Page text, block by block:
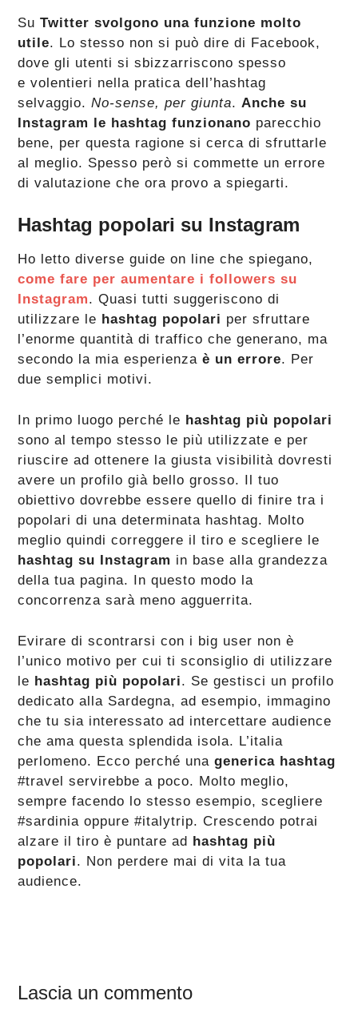
SuTwitter svolgono una funzione molto
utile. Lo stesso non si può dire di Facebook,
dove gli utenti si sbizzarriscono spesso
e volentieri nella pratica dell’hashtag
selvaggio. No-sense, per giunta.Anche su
Instagram le hashtag funzionano parecchio
bene, per questa ragione si cerca di sfruttarle
al meglio. Spesso però si commette un errore
di valutazione che ora provo a spiegarti.
Hashtag popolari su Instagram
Ho letto diverse guide on line che spiegano,
come fare per aumentare i followers su
Instagram. Quasi tutti suggeriscono di
utilizzare le hashtag popolari per sfruttare
l’enorme quantità di traffico che generano, ma
secondo la mia esperienzaè un errore. Per
due semplici motivi.
In primo luogo perché le hashtag più popolari
sono al tempo stesso le più utilizzate e per
riuscire ad ottenere la giusta visibilità dovresti
avere un profilo già bello grosso. Il tuo
obiettivo dovrebbe essere quello di finire tra i
popolari di una determinata hashtag. Molto
meglio quindi correggere il tiro e scegliere le
hashtag su Instagram in base alla grandezza
della tua pagina. In questo modo la
concorrenza sarà meno agguerrita.
Evirare di scontrarsi con i big user non è
l’unico motivo per cui ti sconsiglio di utilizzare
le hashtag più popolari. Se gestisci un profilo
dedicato alla Sardegna, ad esempio, immagino
che tu sia interessato ad intercettare audience
che ama questa splendida isola. L’italia
perlomeno. Ecco perché unagenerica hashtag
#travel servirebbe a poco. Molto meglio,
sempre facendo lo stesso esempio, scegliere
#sardinia oppure #italytrip. Crescendo potrai
alzare il tiro è puntare ad hashtag più
popolari. Non perdere mai di vita la tua
audience.
Interazioni
Lascia un commento